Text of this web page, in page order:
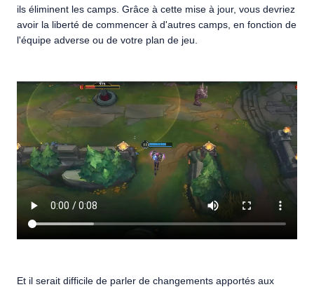
ils éliminent les camps. Grâce à cette mise à jour, vous devriez
avoir la liberté de commencer à d'autres camps, en fonction de
l'équipe adverse ou de votre plan de jeu.
Et il serait difficile de parler de changements apportés aux